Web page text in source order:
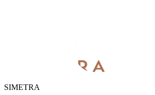
SIMETRA